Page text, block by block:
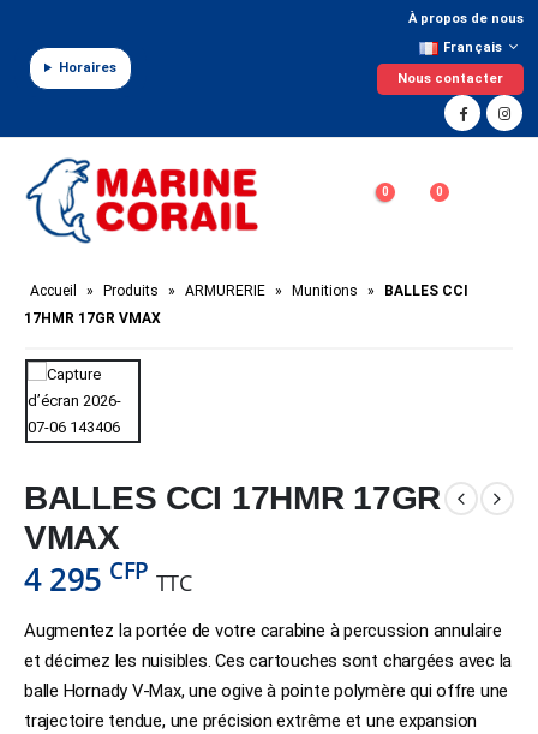
Horaires
À propos de nous
Français
Nous contacter
0 0
Accueil » Produits » ARMURERIE » Munitions »
BALLES CCI
17HMR 17GR VMAX
BALLES CCI 17HMR 17GR
VMAX
4 295 CFP TTC
Augmentez la portée de votre carabine à percussion annulaire
et décimez les nuisibles. Ces cartouches sont chargées avec la
balle Hornady V-Max, une ogive à pointe polymère qui offre une
trajectoire tendue, une précision extrême et une expansion